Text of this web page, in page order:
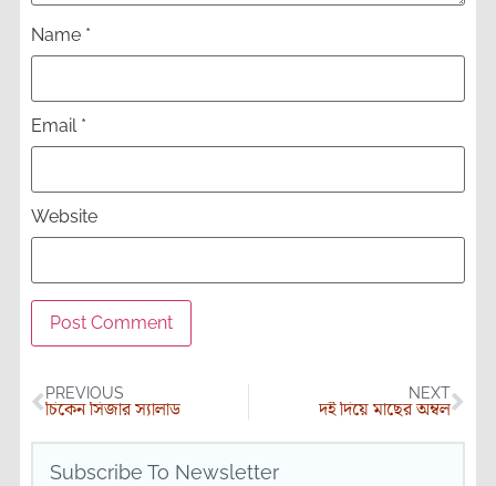
Name *
Email *
Website
PREVIOUS
চিকেন সিজার স্যালাড
NEXT
দই দিয়ে মাছের অম্বল
Subscribe To Newsletter